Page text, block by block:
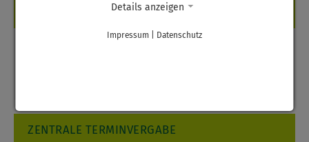
ÖFFNUNGSZEITEN
ZENTRALE TERMINVERGABE
Details anzeigen
Impressum Datenschutz